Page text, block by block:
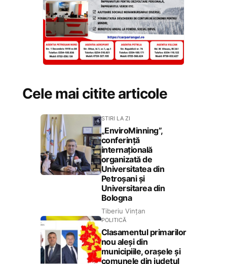
Cele mai citite articole
STIRI LA ZI
„EnviroMinning”,
conferință
internațională
organizată de
Universitatea din
Petroșani și
Universitarea din
Bologna
Tiberiu Vințan
POLITICĂ
Clasamentul primarilor
nou aleși din
municipiile, orașele și
comunele din județul